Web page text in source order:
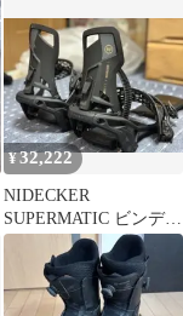
¥32,222
NIDECKER
SUPERMATIC ビンディ
ング 現実的な値下げ